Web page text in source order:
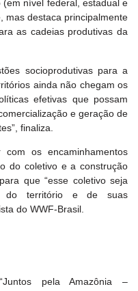
(em nível federal, estadual e
mas destaca principalmente
as cadeias produtivas da
socioprodutivas para a
ainda não chegam os
efetivas que possam
e geração de
finaliza.
os encaminhamentos
do coletivo e a construção
que “esse coletivo seja
do território e de suas
do WWF-Brasil.
pela Amazônia –